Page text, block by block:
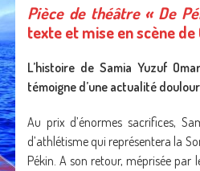
Pièce de théâtre « De
texte et mise en scène
L’histoire de Samia Yuzuf
témoigne d’une actualité
Au prix d’énormes sacrifices,
d’athlétisme qui représentera la
Pékin. A son retour, méprisée par